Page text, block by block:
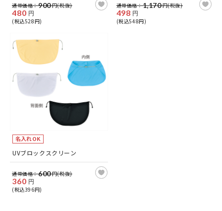
通常価格：900円(税抜)
480 円
(税込528円)
通常価格：1,170円(税抜)
498 円
(税込548円)
名入れOK
UVブロックスクリーン
通常価格：600円(税抜)
360 円
(税込396円)